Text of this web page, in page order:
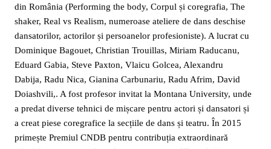
din România (Performing the body, Corpul și coregrafia, The
shaker, Real vs Realism, numeroase ateliere de dans deschise
dansatorilor, actorilor și persoanelor profesioniste). A lucrat cu
Dominique Bagouet, Christian Trouillas, Miriam Raducanu,
Eduard Gabia, Steve Paxton, Vlaicu Golcea, Alexandru
Dabija, Radu Nica, Gianina Carbunariu, Radu Afrim, David
Doiashvili,. A fost profesor invitat la Montana University, unde
a predat diverse tehnici de mișcare pentru actori și dansatori și
a creat piese coregrafice la secțiile de dans și teatru. În 2015
primește Premiul CNDB pentru contribuția extraordinară